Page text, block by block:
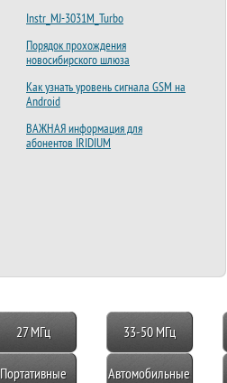
Instr_MJ-3031M_Turbo
Порядок прохождения
новосибирского шлюза
Как узнать уровень сигнала GSM на
Android
ВАЖНАЯ информация для
абонентов IRIDIUM
27 МГц 33-50 МГц
Портативные Автомобильные